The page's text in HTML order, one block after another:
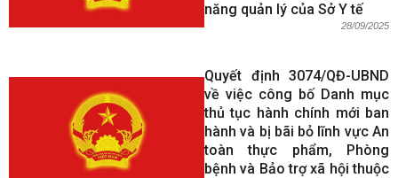
năng quản lý của Sở Y tế
28/09/2025
Quyết định 3074/QĐ-UBND
về việc công bố Danh mục
thủ tục hành chính mới ban
hành và bị bãi bỏ lĩnh vực An
toàn thực phẩm, Phòng
bệnh và Bảo trợ xã hội thuộc